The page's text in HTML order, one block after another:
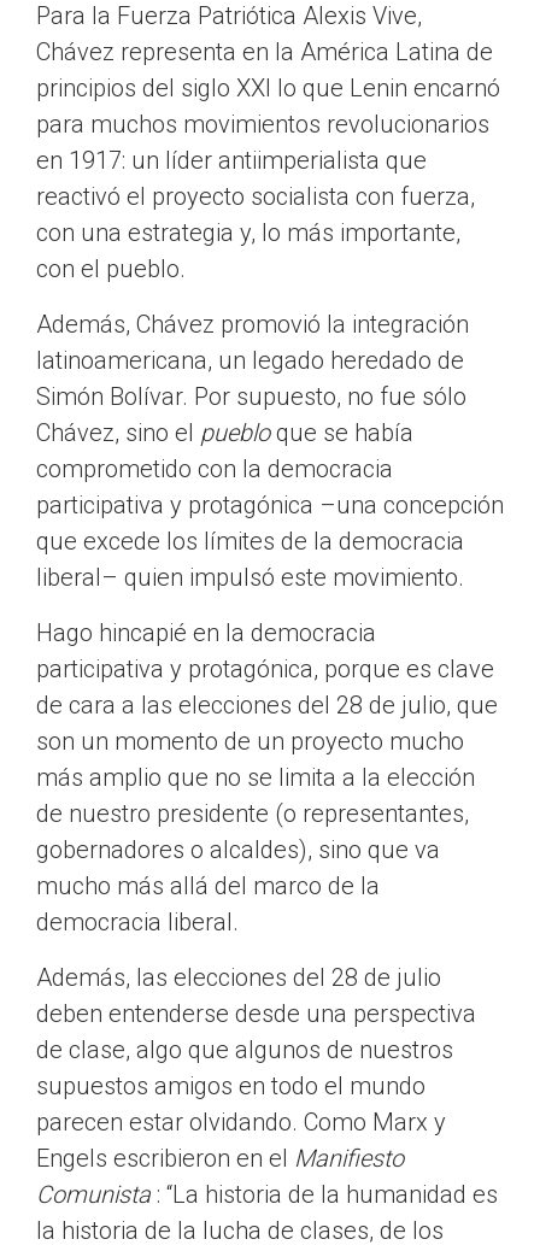
Para la Fuerza Patriótica Alexis Vive,
Chávez representa en la América Latina de
principios del siglo XXI lo que Lenin encarnó
para muchos movimientos revolucionarios
en 1917: un líder antiimperialista que
reactivó el proyecto socialista con fuerza,
con una estrategia y, lo más importante,
con el pueblo.
Además, Chávez promovió la integración
latinoamericana, un legado heredado de
Simón Bolívar. Por supuesto, no fue sólo
Chávez, sino el puebloque se había
comprometido con la democracia
participativa y protagónica –una concepción
que excede los límites de la democracia
liberal– quien impulsó este movimiento.
Hago hincapié en la democracia
participativa y protagónica, porque es clave
de cara a las elecciones del 28 de julio, que
son un momento de un proyecto mucho
más amplio que no se limita a la elección
de nuestro presidente (o representantes,
gobernadores o alcaldes), sino que va
mucho más allá del marco de la
democracia liberal.
Además, las elecciones del 28 de julio
deben entenderse desde una perspectiva
de clase, algo que algunos de nuestros
supuestos amigos en todo el mundo
parecen estar olvidando. Como Marx y
Engels escribieron en el Manifiesto
Comunista : “La historia de la humanidad es
la historia de la lucha de clases, de los